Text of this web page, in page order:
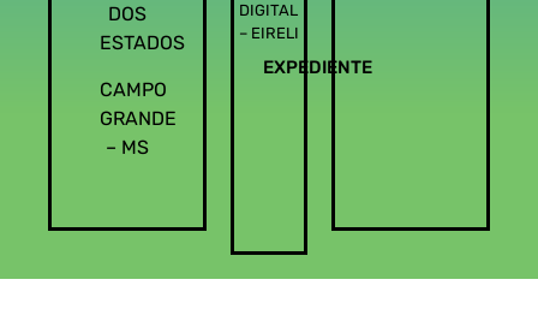
DOS
ESTADOS
CAMPO
GRANDE
– MS
DIGITAL
– EIRELI
EXPEDIENTE